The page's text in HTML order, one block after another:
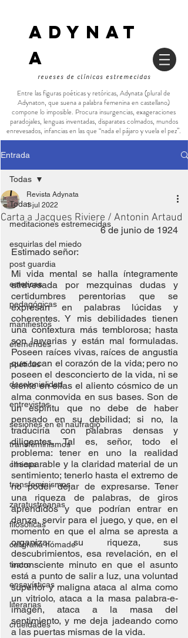
ADYNAT
a
reveses de clínicas estremecidas
Entre las figuras poéticas y retóricas, Adynata (plural de
Adynaton, que suena a palabra femenina en castellano)
compone lo imposible. Procura insurgencias, exageraciones
paradojales, lenguas inventadas, disparates colmados, mundos
enrevesados, infancias en las que “nada el pájaro y vuela el pez”.
Entrada
Todas
meditaciones estremecidas
esquirlas del miedo
post guardia
esteticas
pedagógicas
manifiestos
efemérides
poéticas
decolonialidad
entrevistas
sesiones en el naufragio
transfeminismos
clínicas
transfeminismos
zaratustreanas
filosóficas
caligrafía nómade
teatro
ensayísticas
literarias
crueldades
Todas
Carta a Jacques Riviere / Antonin Artaud
Revista Adynata
1 jul 2022
6 de junio de 1924
Estimado señor:
Mi vida mental se halla íntegramente
atravesada por mezquinas dudas y
certidumbres perentorias que se
expresan en palabras lúcidas y
coherentes. Y mis debilidades tienen
una contextura más temblorosa; hasta
son larvarias y están mal formuladas.
Poseen raíces vivas, raíces de angustia
que tocan el corazón de la vida; pero no
poseen el desconcierto de la vida, ni se
siente en ellas el aliento cósmico de un
alma conmovida en sus bases. Son de
un espíritu que no debe de haber
pensado en su debilidad; si no, la
traduciría con palabras densas y
diligentes. Tal es, señor, todo el
problema: tener en uno la realidad
inseparable y la claridad material de un
sentimiento; tenerlo hasta el extremo de
no poder dejar de expresarse. Tener
una riqueza de palabras, de giros
aprendidos y que podrían entrar en
danza, servir para el juego, y que, en el
momento en que el alma se apresta a
organizar su riqueza, sus
descubrimientos, esa revelación, en el
inconsciente minuto en que el asunto
está a punto de salir a luz, una voluntad
superior y maligna ataca al alma como
un vitriolo, ataca a la masa palabra-e-
imagen, ataca a la masa del
sentimiento, y me deja jadeando como
a las puertas mismas de la vida.